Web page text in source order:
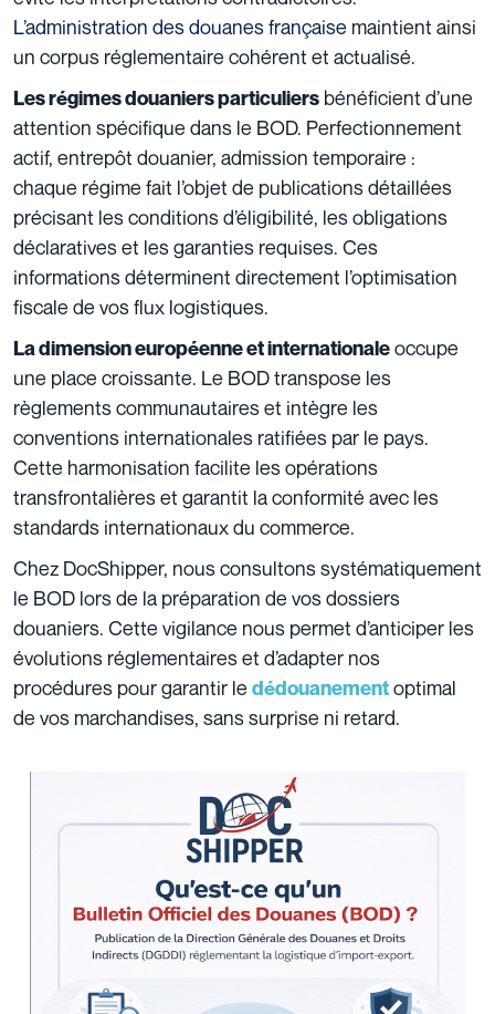
L’administration des douanes française maintient ainsi
un corpus réglementaire cohérent et actualisé.
Les régimes douaniers particuliers bénéficient d’une
attention spécifique dans le BOD. Perfectionnement
actif, entrepôt douanier, admission temporaire :
chaque régime fait l’objet de publications détaillées
précisant les conditions d’éligibilité, les obligations
déclaratives et les garanties requises. Ces
informations déterminent directement l’optimisation
fiscale de vos flux logistiques.
La dimension européenne et internationaleoccupe
une place croissante. Le BOD transpose les
règlements communautaires et intègre les
conventions internationales ratifiées par le pays.
Cette harmonisation facilite les opérations
transfrontalières et garantit la conformité avec les
standards internationaux du commerce.
Chez DocShipper, nous consultons systématiquement
le BOD lors de la préparation de vos dossiers
douaniers. Cette vigilance nous permet d’anticiper les
évolutions réglementaires et d’adapter nos
procédures pour garantir le dédouanementoptimal
de vos marchandises, sans surprise ni retard.